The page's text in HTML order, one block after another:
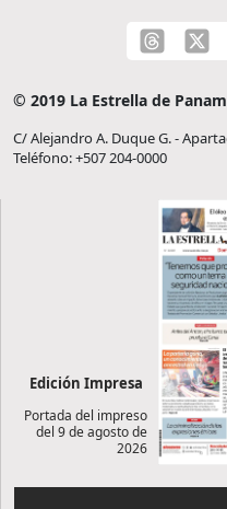
© 2019 La Estrella de
C/ Alejandro A. Duque G. -
Teléfono: +507 204-0000
Edición Impresa
Portada del impreso
del 9 de agosto de
2026